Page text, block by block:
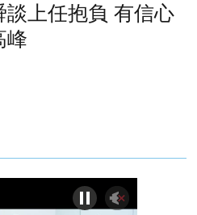
上任抱負 有信心
峰